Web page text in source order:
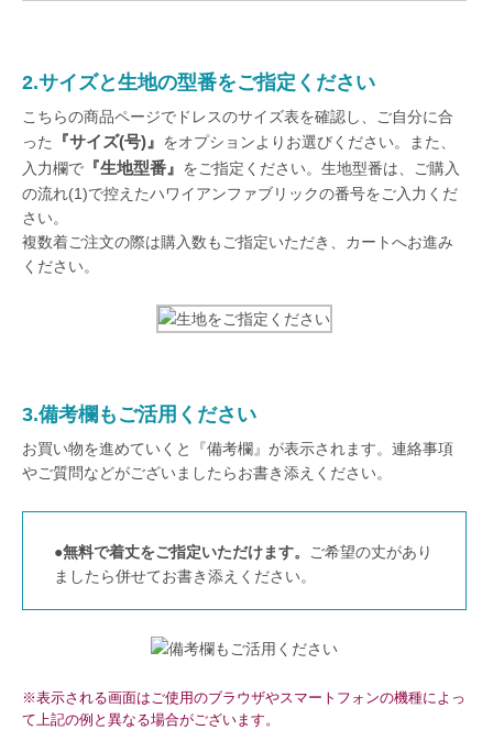
2.サイズと生地の型番をご指定ください
こちらの商品ページでドレスのサイズ表を確認し、ご自分に合
った
『サイズ(号)』 をオプションよりお選びください。また、
入力欄で 『生地型番』 をご指定ください。生地型番は、ご購入
の流れ(1)で控えたハワイアンファブリックの番号をご入力くだ
さい。
複数着ご注文の際は購入数もご指定いただき、カートへお進み
ください。
3.備考欄もご活用ください
お買い物を進めていくと『備考欄』が表示されます。連絡事項
やご質問などがございましたらお書き添えください。
●無料で着丈をご指定いただけます。
ご希望の丈があり
ましたら併せてお書き添えください。
※表示される画面はご使用のブラウザやスマートフォンの機種によっ
て上記の例と異なる場合がございます。